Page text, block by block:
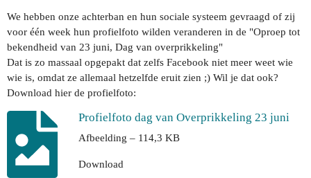
n
s
We hebben onze achterban en hun sociale systeem gevraagd of zij
voor één week hun profielfoto wilden veranderen in de "Oproep tot
bekendheid van 23 juni, Dag van overprikkeling"
Dat is zo massaal opgepakt dat zelfs Facebook niet meer weet wie
wie is, omdat ze allemaal hetzelfde eruit zien ;) Wil je dat ook?
Download hier de profielfoto:
Profielfoto dag van Overprikkeling 23 juni
Afbeelding – 114,3 KB
Download